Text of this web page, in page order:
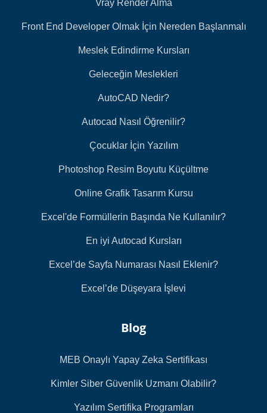
Vray Render Alma
Front End Developer Olmak İçin Nereden Başlanmalı
Meslek Edindirme Kursları
Geleceğin Meslekleri
AutoCAD Nedir?
Autocad Nasıl Öğrenilir?
Çocuklar İçin Yazılım
Photoshop Resim Boyutu Küçültme
Online Grafik Tasarım Kursu
Excel'de Formüllerin Başında Ne Kullanılır?
En iyi Autocad Kursları
Excel’de Sayfa Numarası Nasıl Eklenir?
Excel’de Düşeyara İşlevi
Blog
MEB Onaylı Yapay Zeka Sertifikası
Kimler Siber Güvenlik Uzmanı Olabilir?
Yazılım Sertifika Programları